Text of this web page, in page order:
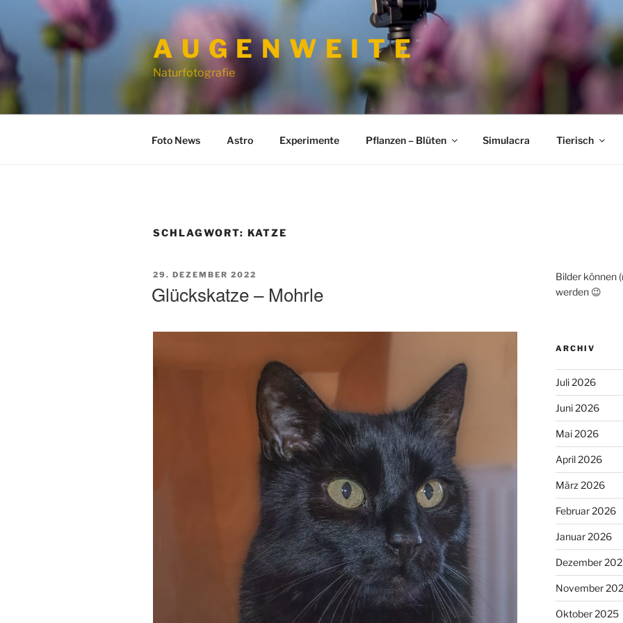
springen
A U G E N W E I T E
Naturfotografie
Foto News Astro Experimente Pflanzen – Blüten Simulacra Tierisch
SCHLAGWORT: KATZE
VERÖFFENTLICHT
29. DEZEMBER 2022
Glückskatze – Mohrle
Bilder können
werden 😉
ARCHIV
Juli 2026
Juni 2026
Mai 2026
April 2026
März 2026
Februar 2026
Januar 2026
Dezember
November
Oktober 2025